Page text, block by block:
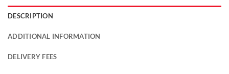
DESCRIPTION
ADDITIONAL INFORMATION
DELIVERY FEES